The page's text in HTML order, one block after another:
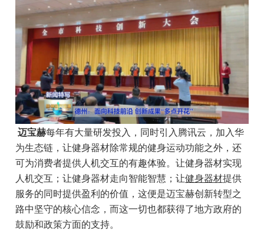
迈宝赫每年有大量研发投入，同时引入腾讯云，加入华
为生态链，让健身器材除常规的健身运动功能之外，还
可为消费者提供人机交互的有趣体验。让健身器材实现
人机交互；让健身器材走向智能智慧；让健身器材提供
服务的同时提供盈利的价值，这便是迈宝赫创新转型之
路中坚守的核心信念，而这一切也都获得了地方政府的
鼓励和政策方面的支持。